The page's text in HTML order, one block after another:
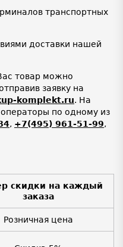
транспортных
доставки нашей
товар можно
заявку на
komplekt.ru. На
по одному из
, +7(495) 961-51-99,
скидки на каждый
заказа
Розничная цена